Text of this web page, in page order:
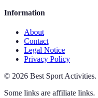
Information
About
Contact
Legal Notice
Privacy Policy
© 2026 Best Sport Activities.
Some links are affiliate links.